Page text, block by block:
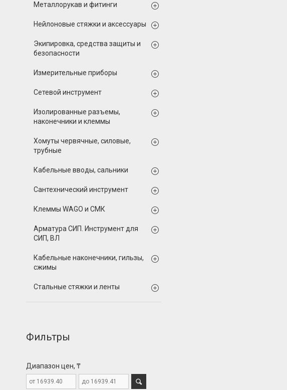
Металлорукав и фитинги
Нейлоновые стяжки и аксессуары
Экипировка, средства защиты и
безопасности
Измерительные приборы
Сетевой инструмент
Изолированные разъемы,
наконечники и клеммы
Хомуты червячные, силовые,
трубные
Кабельные вводы, сальники
Сантехнический инструмент
Клеммы WAGO и СМК
Арматура СИП. Инструмент для
СИП, ВЛ
Кабельные наконечники, гильзы,
сжимы
Стальные стяжки и ленты
Фильтры
Диапазон цен, ₸